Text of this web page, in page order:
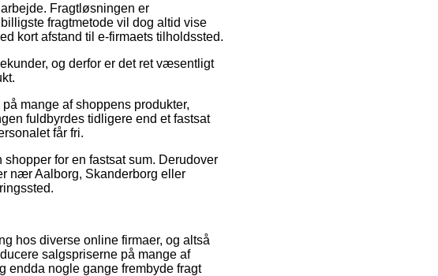
Fragtløsningen er
fragtmetode vil dog altid vise
kort afstand til e-firmaets tilholdssted.
og derfor er det ret væsentligt
mange af shoppens produkter,
fuldbyrdes tidligere end et fastsat
får fri.
for en fastsat sum. Derudover
nær Aalborg, Skanderborg eller
hos diverse online firmaer, og altså
salgspriserne på mange af
endda nogle gange frembyde fragt